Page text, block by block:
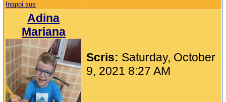
Inapoi sus
Adina
Mariana
Scris: Saturday, October
9, 2021 8:27 AM